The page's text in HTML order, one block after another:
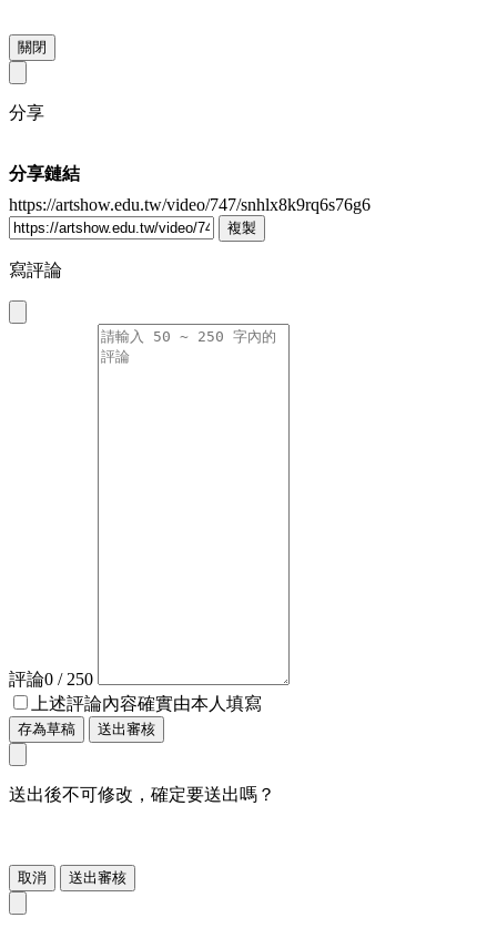
關閉
分享
分享鏈結
https://artshow.edu.tw/video/747/snhlx8k9rq6s76g6
複製
寫評論
評論0 / 250
上述評論內容確實由本人填寫
存為草稿 送出審核
送出後不可修改，確定要送出嗎？
取消 送出審核